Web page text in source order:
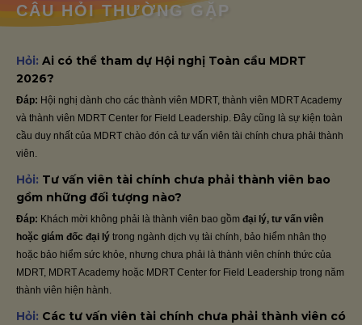
CÂU HỎI THƯỜNG GẶP
Hỏi: Ai có thể tham dự Hội nghị Toàn cầu MDRT
2026?
Đáp: Hội nghị dành cho các thành viên MDRT, thành viên MDRT Academy
và thành viên MDRT Center for Field Leadership. Đây cũng là sự kiện toàn
cầu duy nhất của MDRT chào đón cả tư vấn viên tài chính chưa phải thành
viên.
Hỏi: Tư vấn viên tài chính chưa phải thành viên bao
gồm những đối tượng nào?
Đáp: Khách mời không phải là thành viên bao gồm đại lý, tư vấn viên
hoặc giám đốc đại lý trong ngành dịch vụ tài chính, bảo hiểm nhân thọ
hoặc bảo hiểm sức khỏe, nhưng chưa phải là thành viên chính thức của
MDRT, MDRT Academy hoặc MDRT Center for Field Leadership trong năm
thành viên hiện hành.
Hỏi: Các tư vấn viên tài chính chưa phải thành viên có